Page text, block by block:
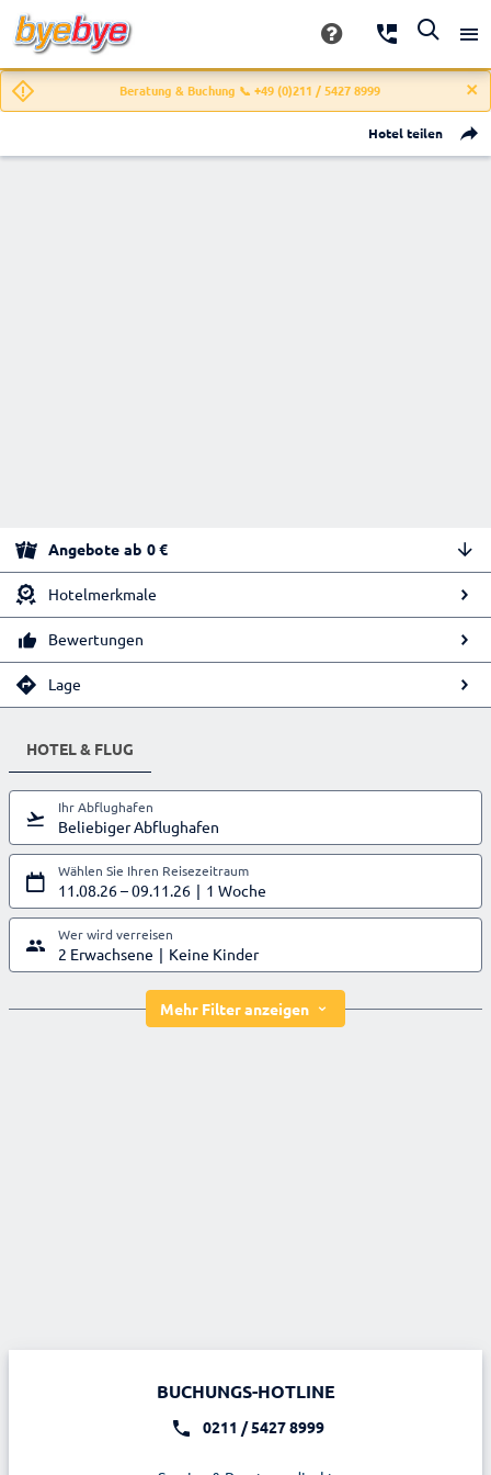
Beratung & Buchung 📞 +49 (0)211 / 5427 8999
Hotel teilen
Angebote ab 0€
Hotelmerkmale
Bewertungen
Lage
HOTEL & FLUG
Ihr Abflughafen
Beliebiger Abflughafen
Wählen Sie Ihren Reisezeitraum
11.08.26–09.11.26 1 Woche
Wer wird verreisen
2 Erwachsene Keine Kinder
Mehr Filter anzeigen
BUCHUNGS-HOTLINE
0211 / 5427 8999